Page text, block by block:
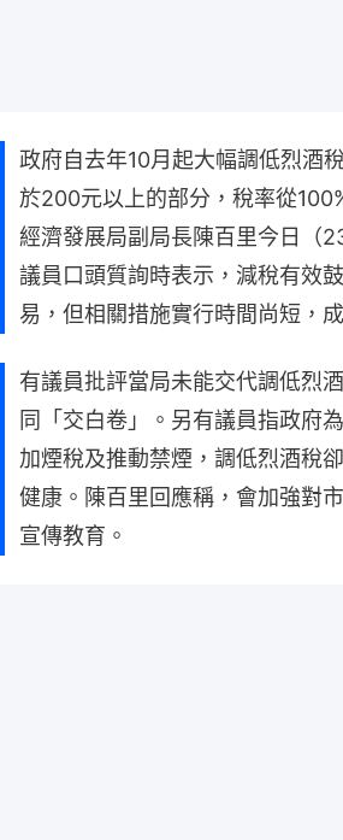
政府自去年10月起大幅調低烈酒
於200元以上的部分，稅率從
經濟發展局副局長陳百里今日（
議員口頭質詢時表示，減稅有效
易，但相關措施實行時間尚短，
有議員批評當局未能交代調低烈
同「交白卷」。另有議員指政府
加煙稅及推動禁煙，調低烈酒稅
健康。陳百里回應稱，會加強對
宣傳教育。